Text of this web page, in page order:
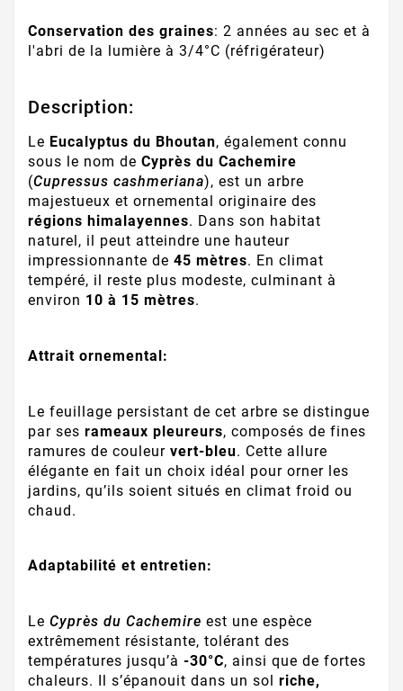
Conservation des graines: 2 années au sec et à
l'abri de la lumière à 3/4°C (réfrigérateur)
Description:
Le Eucalyptus du Bhoutan, également connu
sous le nom de Cyprès du Cachemire
(Cupressus cashmeriana), est un arbre
majestueux et ornemental originaire des
régions himalayennes. Dans son habitat
naturel, il peut atteindre une hauteur
impressionnante de 45 mètres. En climat
tempéré, il reste plus modeste, culminant à
environ 10 à 15 mètres.
Attrait ornemental:
Le feuillage persistant de cet arbre se distingue
par ses rameaux pleureurs, composés de fines
ramures de couleur vert-bleu. Cette allure
élégante en fait un choix idéal pour orner les
jardins, qu’ils soient situés en climat froid ou
chaud.
Adaptabilité et entretien:
Le Cyprès du Cachemire est une espèce
extrêmement résistante, tolérant des
températures jusqu’à -30°C, ainsi que de fortes
chaleurs. Il s’épanouit dans un sol riche,